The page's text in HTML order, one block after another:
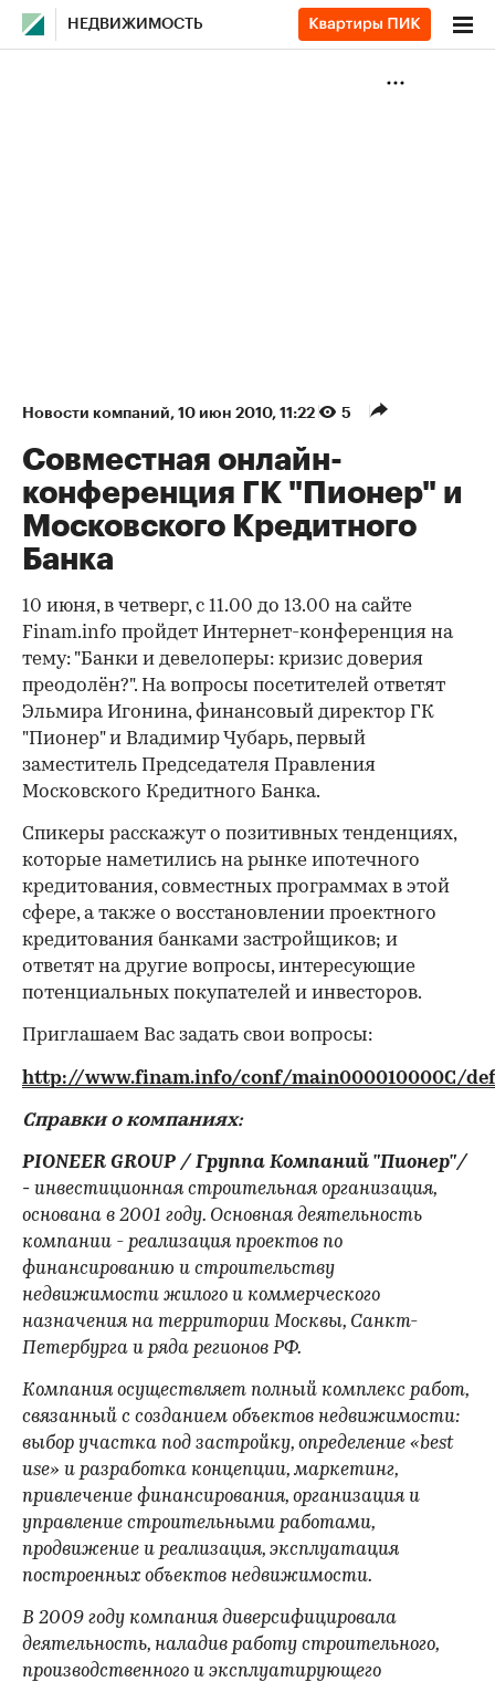
НЕДВИЖИМОСТЬ
Новости компаний⁠, 10 июн 2010, 11:22 5
Совместная онлайн-
конференция ГК "Пионер" и
Московского Кредитного
Банка
10 июня, в четверг, с 11.00 до 13.00 на сайте
Finam.info пройдет Интернет-конференция на
тему: "Банки и девелоперы: кризис доверия
преодолён?". На вопросы посетителей ответят
Эльмира Игонина, финансовый директор ГК
"Пионер" и Владимир Чубарь, первый
заместитель Председателя Правления
Московского Кредитного Банка.
Спикеры расскажут о позитивных тенденциях,
которые наметились на рынке ипотечного
кредитования, совместных программах в этой
сфере, а также о восстановлении проектного
кредитования банками застройщиков; и
ответят на другие вопросы, интересующие
потенциальных покупателей и инвесторов.
Приглашаем Вас задать свои вопросы:
00:00 / 00:00
http://www.finam.info/conf/main000010000C/
Справки о компаниях:
PIONEER GROUP / Группа Компаний "Пионер"/
- инвестиционная строительная организация,
основана в 2001 году. Основная деятельность
компании - реализация проектов по
финансированию и строительству
недвижимости жилого и коммерческого
назначения на территории Москвы, Санкт-
Петербурга и ряда регионов РФ.
Компания осуществляет полный комплекс работ,
связанный с созданием объектов недвижимости:
выбор участка под застройку, определение «best
use» и разработка концепции, маркетинг,
привлечение финансирования, организация и
управление строительными работами,
продвижение и реализация, эксплуатация
построенных объектов недвижимости.
В 2009 году компания диверсифицировала
деятельность, наладив работу строительного,
производственного и эксплуатирующего